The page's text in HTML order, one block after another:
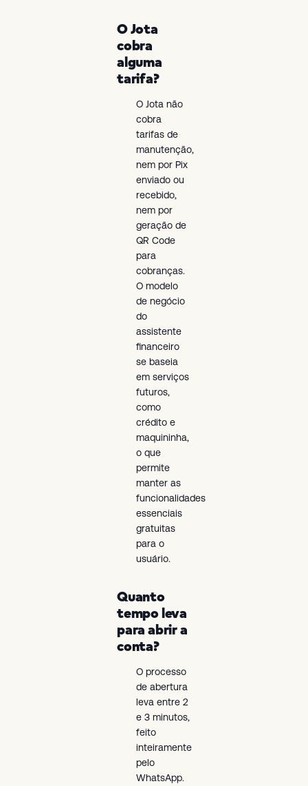
O Jota
cobra
alguma
tarifa?
O Jota não
cobra
tarifas de
manutenção,
nem por Pix
enviado ou
recebido,
nem por
geração de
QR Code
para
cobranças.
O modelo
de negócio
do
assistente
financeiro
se baseia
em serviços
futuros,
como
crédito e
maquininha,
o que
permite
manter as
funcionalidades
essenciais
gratuitas
para o
usuário.
Quanto
tempo leva
para abrir a
conta?
O processo
de abertura
leva entre 2
e 3 minutos,
feito
inteiramente
pelo
WhatsApp.